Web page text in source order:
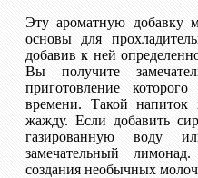
Эту ароматную добавку
основы для
добавив к ней
Вы получите
приготовление
времени. Такой напиток
жажду. Если добавить
газированную воду
замечательный
создания необычных